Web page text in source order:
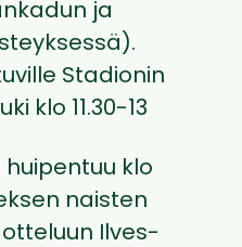
ja
Stadionin
klo 11.30-13
klo
naisten
otteluun Ilves-